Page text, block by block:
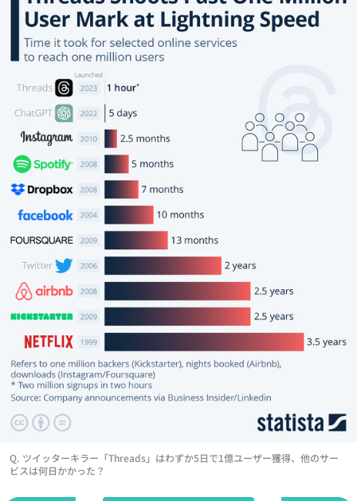
Q. ツイッターキラー「Threads」はわずか5日で1億ユーザー獲得、他のサー
ビスは何日かかった？